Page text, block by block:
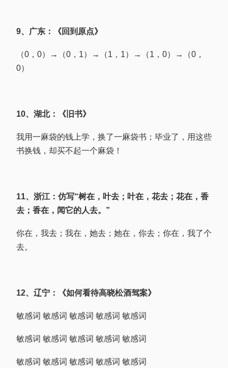
9、广东：《回到原点》
（0，0）→（0，1）→（1，1）→（1，0）→（0，
0）
10、湖北：《旧书》
我用一麻袋的钱上学，换了一麻袋书；毕业了，用这些
书换钱，却买不起一个麻袋！
11、浙江：仿写“树在，叶去；叶在，花去；花在，香
去；香在，闻它的人去。”
你在，我去；我在，她去；她在，你去；你在，我了个
去。
12、辽宁：《如何看待高晓松酒驾案》
敏感词 敏感词 敏感词 敏感词 敏感词
敏感词 敏感词 敏感词 敏感词 敏感词
敏感词 敏感词 敏感词 敏感词 敏感词